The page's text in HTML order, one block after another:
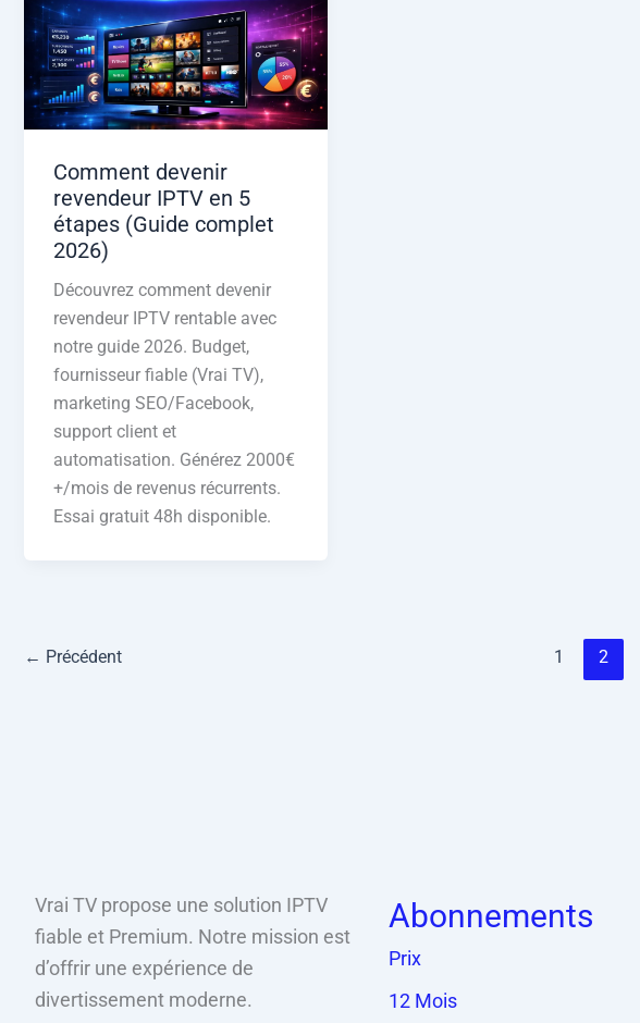
Comment devenir
revendeur IPTV en 5
étapes (Guide complet
2026)
Découvrez comment devenir
revendeur IPTV rentable avec
notre guide 2026. Budget,
fournisseur fiable (Vrai TV),
marketing SEO/Facebook,
support client et
automatisation. Générez 2000€
+/mois de revenus récurrents.
Essai gratuit 48h disponible.
← Précédent 1 2
Vrai TV propose une solution IPTV
fiable et Premium. Notre mission est
d’offrir une expérience de
divertissement moderne.
Abonnements
Prix
12 Mois